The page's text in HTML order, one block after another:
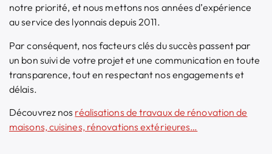
notre priorité, et nous mettons nos années d’expérience
au service des lyonnais depuis 2011.
Par conséquent, nos facteurs clés du succès passent par
un bon suivi de votre projet et une communication en toute
transparence, tout en respectant nos engagements et
délais.
Découvrez nos réalisations de travaux de rénovation de
maisons, cuisines, rénovations extérieures…